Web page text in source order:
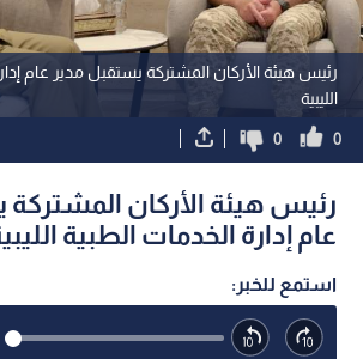
رئيس هيئة الأركان المشتركة يستقبل مدير عام
الليبية
0
0
رئيس هيئة الأركان المشتركة
عام إدارة الخدمات الطبية
استمع للخبر: